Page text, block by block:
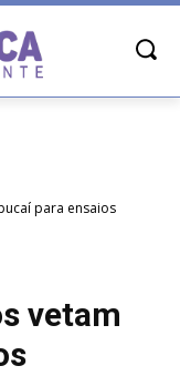
para ensaios
vetam